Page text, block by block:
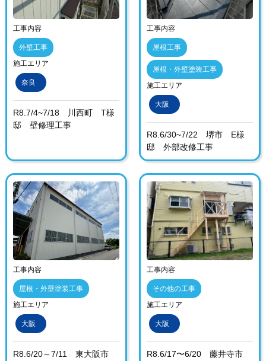
工事内容
外壁工事
施工エリア
奈良
R8.7/4~7/18 川西町 T様
邸 壁修理工事
工事内容
屋根工事
屋根・外壁塗装工事
施工エリア
大阪
R8.6/30~7/22 堺市 E様
邸 外部改修工事
工事内容
屋根・外壁塗装工事
施工エリア
大阪
R8.6/20～7/11 東大阪市
工事内容
その他の工事
施工エリア
大阪
R8.6/17〜6/20 藤井寺市